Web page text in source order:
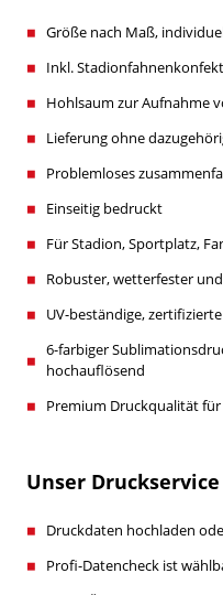
Größe nach Maß,
Inkl.
Hohlsaum zur Aufnahme
Lieferung ohne
Problemloses
Einseitig bedruckt
Für Stadion, Sportplatz,
Robuster, wetterfester
UV-beständige,
6-farbiger
hochauflösend
Premium Druckqualität
Unser Druckservice
Druckdaten hochladen
Profi-Datencheck ist